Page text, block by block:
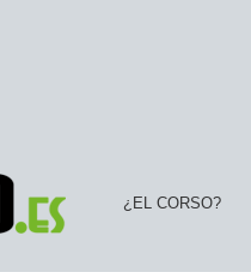
¿EL CORSO?